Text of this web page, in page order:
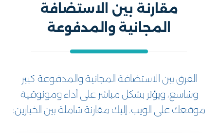
مقارنة بين الاستضافة
المجانية والمدفوعة
الفرق بين الاستضافة المجانية والمدفوعة كبير
وشاسع، ويؤثر بشكل مباشر على أداء وموثوقية
موقعك على الويب. إليك مقارنة شاملة بين الخيارين: